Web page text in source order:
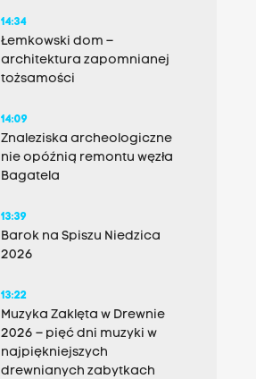
14:34
Łemkowski dom –
architektura zapomnianej
tożsamości
14:09
Znaleziska archeologiczne
nie opóźnią remontu węzła
Bagatela
13:39
Barok na Spiszu Niedzica
2026
13:22
Muzyka Zaklęta w Drewnie
2026 – pięć dni muzyki w
najpiękniejszych
drewnianych zabytkach